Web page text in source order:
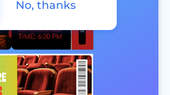
No, thanks